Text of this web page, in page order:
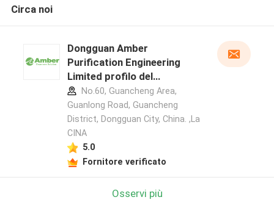
Circa noi
Dongguan Amber
Purification Engineering
Limited profilo del
produttore
No.60, Guancheng Area,
Guanlong Road, Guancheng
District, Dongguan City, China. ,La
CINA
5.0
Fornitore verificato
Osservi più